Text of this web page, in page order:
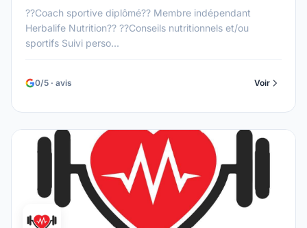
??Coach sportive diplômé?? Membre indépendant
Herbalife Nutrition?? ??Conseils nutritionnels et/ou
sportifs Suivi perso...
0/5 · avis Voir